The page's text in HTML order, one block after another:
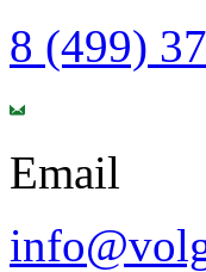
8 (499)
Email